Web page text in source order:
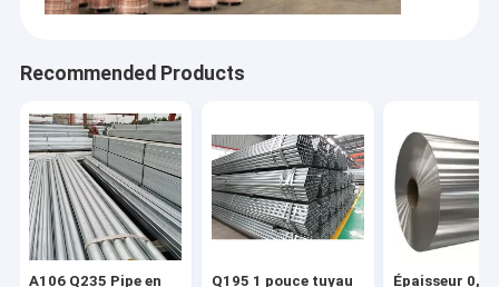
Recommended Products
A106 Q235 Pipe en Q195 1 pouce tuyau Épaisseur 0,3-